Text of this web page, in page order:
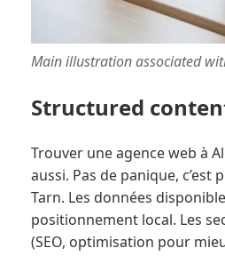
Main illustration associated
Structured
Trouver une agence web à
aussi. Pas de panique,
Tarn. Les données
positionnement local. Les
(SEO, optimisation pour